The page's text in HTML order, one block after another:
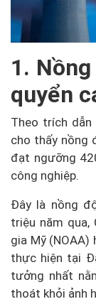
1.
quyển
Theo trích dẫn
cho thấy nồng
đạt ngưỡng
công nghiệp.
Đây là nồng
triệu năm qua,
gia Mỹ
thực hiện tại
tưởng nhất
thoát khỏi ảnh